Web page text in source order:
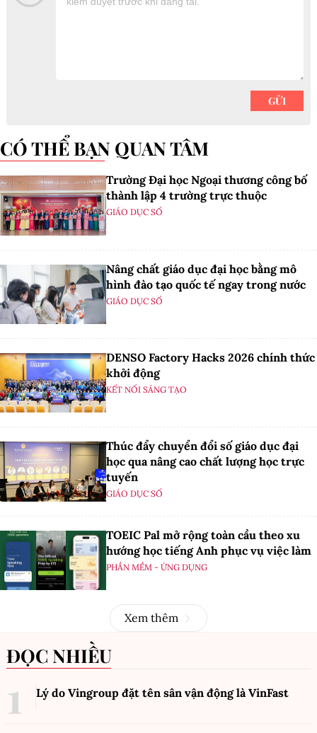
CÓ THỂ BẠN QUAN TÂM
Trường Đại học Ngoại thương công bố
thành lập 4 trường trực thuộc
GIÁO DỤC SỐ
Nâng chất giáo dục đại học bằng mô
hình đào tạo quốc tế ngay trong nước
GIÁO DỤC SỐ
DENSO Factory Hacks 2026 chính thức
khởi động
KẾT NỐI SÁNG TẠO
Thúc đẩy chuyển đổi số giáo dục đại
học qua nâng cao chất lượng học trực
tuyến
GIÁO DỤC SỐ
TOEIC Pal mở rộng toàn cầu theo xu
hướng học tiếng Anh phục vụ việc làm
PHẦN MỀM - ỨNG DỤNG
Xem thêm
ĐỌC NHIỀU
Lý do Vingroup đặt tên sân vận động là VinFast